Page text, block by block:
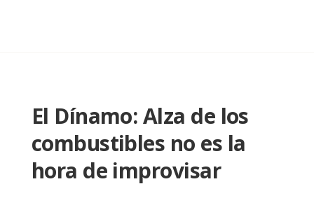
El Dínamo: Alza de los
combustibles no es la
hora de improvisar